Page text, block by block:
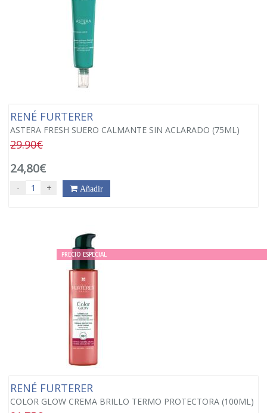
RENÉ FURTERER
ASTERA FRESH SUERO CALMANTE SIN ACLARADO (75ML)
29.90€
24,80€
- + Añadir
PRECIO ESPECIAL
RENÉ FURTERER
COLOR GLOW CREMA BRILLO TERMO PROTECTORA (100ML)